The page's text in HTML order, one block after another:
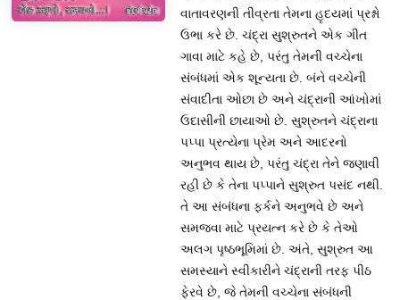
વાતાવરણની તીવ્રતા તેમના હૃદયમાં પ્રશ્નો
ઉભા કરે છે. ચંદ્રા સુશ્રુતને એક ગીત
ગાવા માટે કહે છે, પરંતુ તેમની વચ્ચેના
સંબંધમાં એક શૂન્યતા છે. બંને વચ્ચેની
સંવાદીતા ઓછા છે અને ચંદ્રાની આંખોમાં
ઉદાસીની છાયાઓ છે. સુશ્રુતને ચંદ્રાના
પપ્પા પ્રત્યેના પ્રેમ અને આદરનો
અનુભવ થાય છે, પરંતુ ચંદ્રા તેને જણાવી
રહી છે કે તેના પપ્પાને સુશ્રુત પસંદ નથી.
તે આ સંબંધના ફર્કને અનુભવે છે અને
સમજવા માટે પ્રયત્ન કરે છે કે તેઓ
અલગ પૃષ્ઠભૂમિમાં છે. અંતે, સુશ્રુત આ
સમસ્યાને સ્વીકારીને ચંદ્રાની તરફ પીઠ
ફેરવે છે, જે તેમની વચ્ચેના સંબંધની